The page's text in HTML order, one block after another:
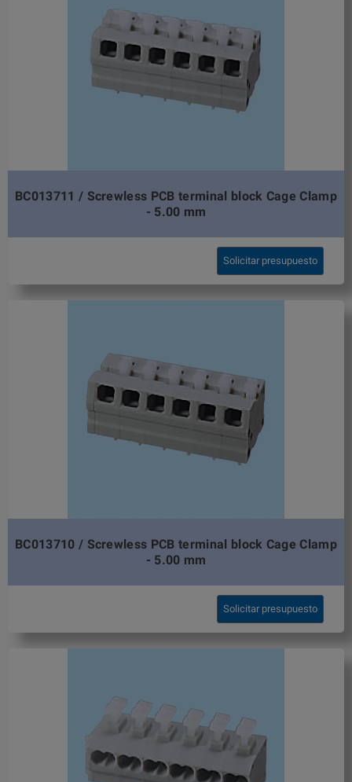
BC013711 / Screwless PCB terminal block Cage Clamp
- 5.00 mm
Solicitar presupuesto
BC013710 / Screwless PCB terminal block Cage Clamp
- 5.00 mm
Solicitar presupuesto